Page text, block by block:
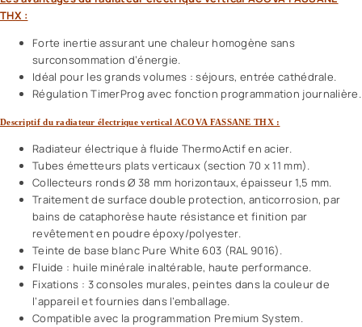
THX :
Forte inertie assurant une chaleur homogène sans
surconsommation d’énergie.
Idéal pour les grands volumes : séjours, entrée cathédrale.
Régulation TimerProg avec fonction programmation journalière.
Descriptif du radiateur électrique vertical ACOVA FASSANE THX :
Radiateur électrique à fluide ThermoActif en acier.
Tubes émetteurs plats verticaux (section 70 x 11 mm).
Collecteurs ronds Ø 38 mm horizontaux, épaisseur 1,5 mm.
Traitement de surface double protection, anticorrosion, par
bains de cataphorèse haute résistance et finition par
revêtement en poudre époxy/polyester.
Teinte de base blanc Pure White 603 (RAL 9016).
Fluide : huile minérale inaltérable, haute performance.
Fixations : 3 consoles murales, peintes dans la couleur de
l’appareil et fournies dans l’emballage.
Compatible avec la programmation Premium System.